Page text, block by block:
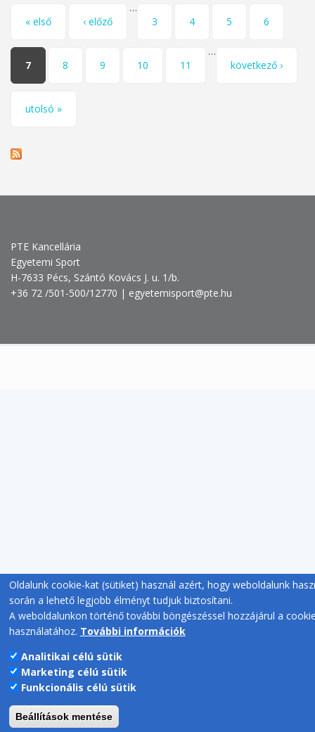
Oldalak
« első ‹ előző
…
3
4 5 6
7 8 9 10 11
…
következő ›
utolsó »
PTE Kancellária
Egyetemi Sport
H-7633 Pécs, Szántó Kovács J. u. 1/b.
+36 72 /501-500/12770 | egyetemisport@pte.hu
Oldalunk cookie-kat (sütiket) használ azért, hogy weboldalunk
során a lehető legjobb élményt tudjuk biztosítani.
A weboldalunkon történő további böngészéssel hozzájárul a
használatához. További információk
Analitikai célú sütik
Marketing célú sütik
Funkcionális célú sütik
Beállítások mentése